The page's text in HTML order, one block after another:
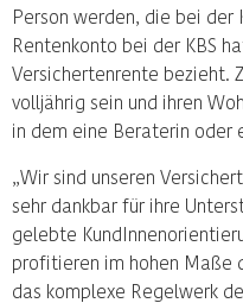
Person werden, die bei der
Rentenkonto bei der KBS
Versichertenrente bezieht.
volljährig sein und ihren
in dem eine Beraterin oder
„Wir sind unseren
sehr dankbar für ihre
gelebte
profitieren im hohen Maße
das komplexe Regelwerk